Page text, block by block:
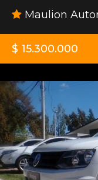
Maulion
$ 15.300.000